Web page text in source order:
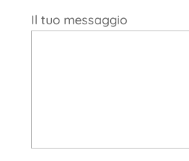
Il tuo messaggio